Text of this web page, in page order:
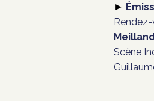
►
Rendez-
Scène